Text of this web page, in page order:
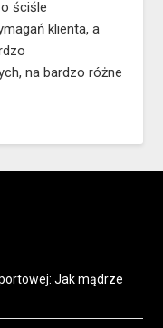
ściśle
klienta, a
na bardzo różne
Jak mądrze